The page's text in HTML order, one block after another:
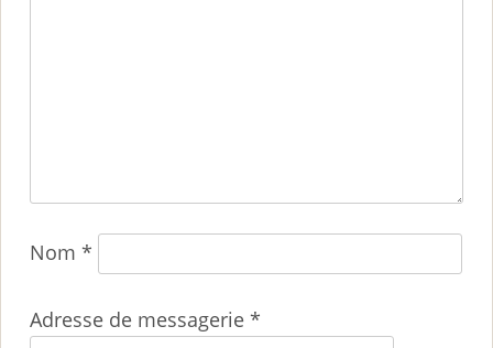
Nom*
Adresse de messagerie*